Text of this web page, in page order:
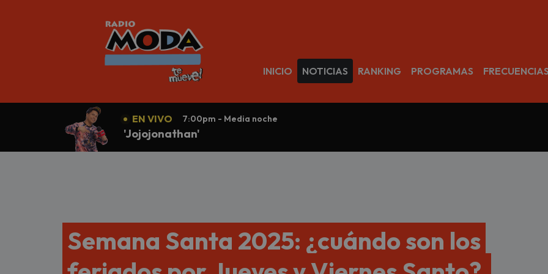
INICIO NOTICIAS RANKING PROGRAMAS FRECUENCIAS
EN VIVO 7:00pm - Media noche
'Jojojonathan'
Semana Santa 2025: ¿cuándo son los